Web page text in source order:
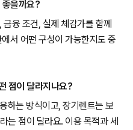
좋을까요?
융 조건, 실제 체감가를 함께
서 어떤 구성이 가능한지도 중
점이 달라지나요?
하는 방식이고, 장기렌트는 보
는 점이 달라요. 이용 목적과 세